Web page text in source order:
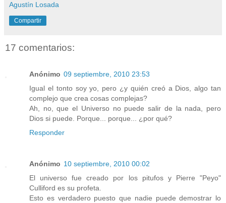
Agustín Losada
Compartir
17 comentarios:
Anónimo 09 septiembre, 2010 23:53
Igual el tonto soy yo, pero ¿y quién creó a Dios, algo tan
complejo que crea cosas complejas?
Ah, no, que el Universo no puede salir de la nada, pero
Dios si puede. Porque... porque... ¿por qué?
Responder
Anónimo 10 septiembre, 2010 00:02
El universo fue creado por los pitufos y Pierre "Peyo"
Culliford es su profeta.
Esto es verdadero puesto que nadie puede demostrar lo